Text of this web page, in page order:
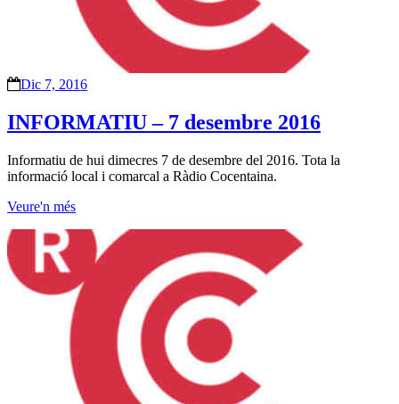
Dic 7, 2016
INFORMATIU – 7 desembre 2016
Informatiu de hui dimecres 7 de desembre del 2016. Tota la
informació local i comarcal a Ràdio Cocentaina.
Veure'n més